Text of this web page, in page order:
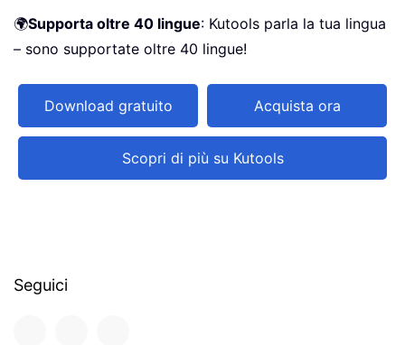
🌍Supporta oltre 40 lingue: Kutools parla la tua lingua
– sono supportate oltre 40 lingue!
Download gratuito Acquista ora
Scopri di più su Kutools
Seguici